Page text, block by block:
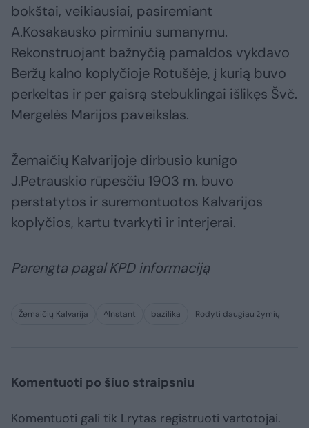
bokštai, veikiausiai, pasiremiant
A.Kosakausko pirminiu sumanymu.
Rekonstruojant bažnyčią pamaldos vykdavo
Beržų kalno koplyčioje Rotušėje, į kurią buvo
perkeltas ir per gaisrą stebuklingai išlikęs Švč.
Mergelės Marijos paveikslas.
Žemaičių Kalvarijoje dirbusio kunigo
J.Petrauskio rūpesčiu 1903 m. buvo
perstatytos ir suremontuotos Kalvarijos
koplyčios, kartu tvarkyti ir interjerai.
Parengta pagal KPD informaciją
Žemaičių Kalvarija ^Instant bazilika Rodyti daugiau žymių
Komentuoti po šiuo straipsniu
Komentuoti gali tik Lrytas registruoti vartotojai.